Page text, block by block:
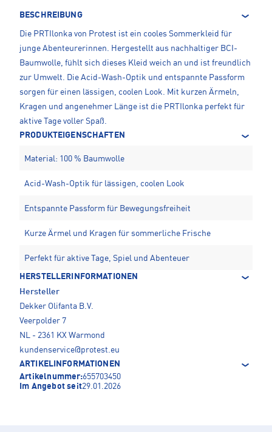
BESCHREIBUNG
Die PRTIlonka von Protest ist ein cooles Sommerkleid für
junge Abenteurerinnen. Hergestellt aus nachhaltiger BCI-
Baumwolle, fühlt sich dieses Kleid weich an und ist freundlich
zur Umwelt. Die Acid-Wash-Optik und entspannte Passform
sorgen für einen lässigen, coolen Look. Mit kurzen Ärmeln,
Kragen und angenehmer Länge ist die PRTIlonka perfekt für
aktive Tage voller Spaß.
PRODUKTEIGENSCHAFTEN
Material: 100 % Baumwolle
Acid-Wash-Optik für lässigen, coolen Look
Entspannte Passform für Bewegungsfreiheit
Kurze Ärmel und Kragen für sommerliche Frische
Perfekt für aktive Tage, Spiel und Abenteuer
HERSTELLERINFORMATIONEN
Hersteller
Dekker Olifanta B.V.
Veerpolder 7
NL - 2361 KX Warmond
kundenservice@protest.eu
ARTIKELINFORMATIONEN
Artikelnummer:655703450
Im Angebot seit29.01.2026